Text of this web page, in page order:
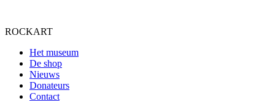
ROCKART
Het museum
De shop
Nieuws
Donateurs
Contact